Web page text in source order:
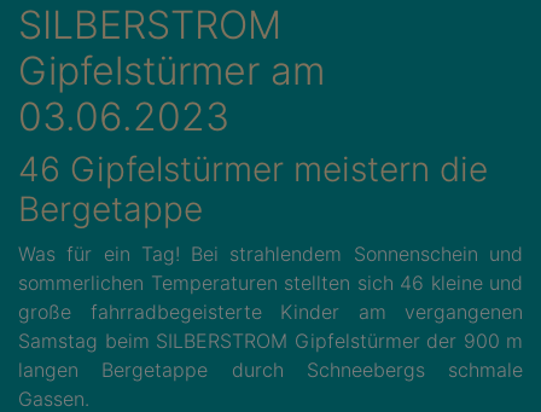
SILBERSTROM
Gipfelstürmer am
03.06.2023
46 Gipfelstürmer meistern die
Bergetappe
Was für ein Tag! Bei strahlendem Sonnenschein und
sommerlichen Temperaturen stellten sich 46 kleine und
große fahrradbegeisterte Kinder am vergangenen
Samstag beim SILBERSTROM Gipfelstürmer der 900 m
langen Bergetappe durch Schneebergs schmale
Gassen.